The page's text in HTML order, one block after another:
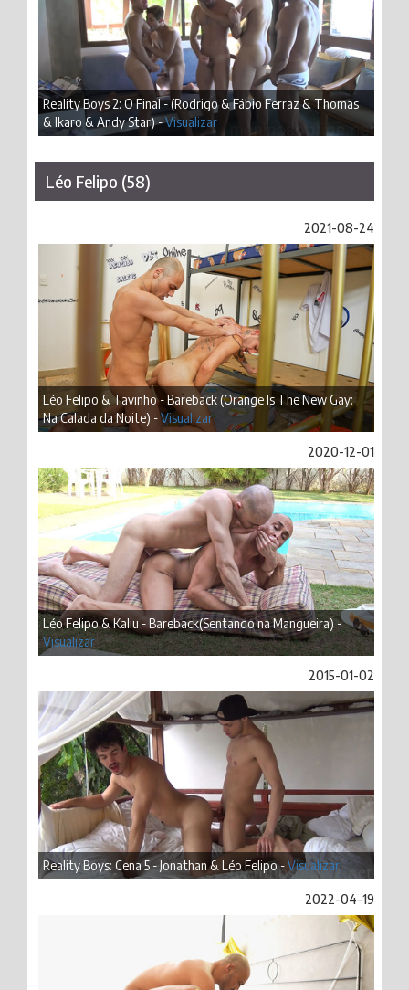
Reality Boys 2: O Final - (Rodrigo & Fábio Ferraz & Thomas
& Ikaro & Andy Star) -Visualizar
Léo Felipo (58)
2021-08-24
Léo Felipo & Tavinho - Bareback (Orange Is The New Gay:
Na Calada da Noite) -Visualizar
2020-12-01
Léo Felipo & Kaliu - Bareback(Sentando na Mangueira) -
Visualizar
2015-01-02
Reality Boys: Cena 5 - Jonathan & Léo Felipo -Visualizar
2022-04-19